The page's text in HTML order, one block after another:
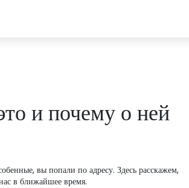
и почему о ней
вы попали по адресу. Здесь расскажем,
в ближайшее время.